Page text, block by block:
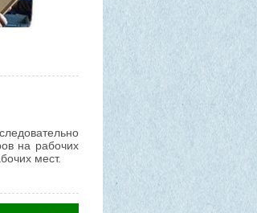
Энергоаудит
на рабочих
мест.